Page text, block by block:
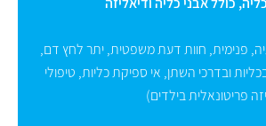
, פנימית, חוות דעת משפטית,יתר לחץ דם,
ובדרכי השתן, אי ספיקת כליות, טיפולי
פריטונאלית בילדים)